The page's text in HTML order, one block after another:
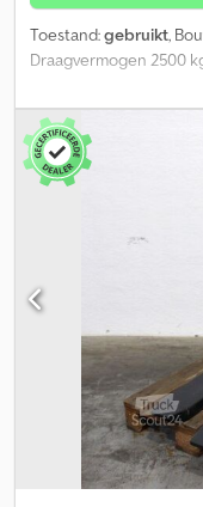
Toestand:gebruikt,
Draagvermogen 2500
dwarsdoorsnede van
vorktanden: 1200 mm,
mm. Gebruikte
uitschuifbaar,
een lastzwaartepunt
ingetrokken,
uitgeschoven toestand
lastzwaartepunt van
uitgeschoven,
lastzwaartepunt: 500,